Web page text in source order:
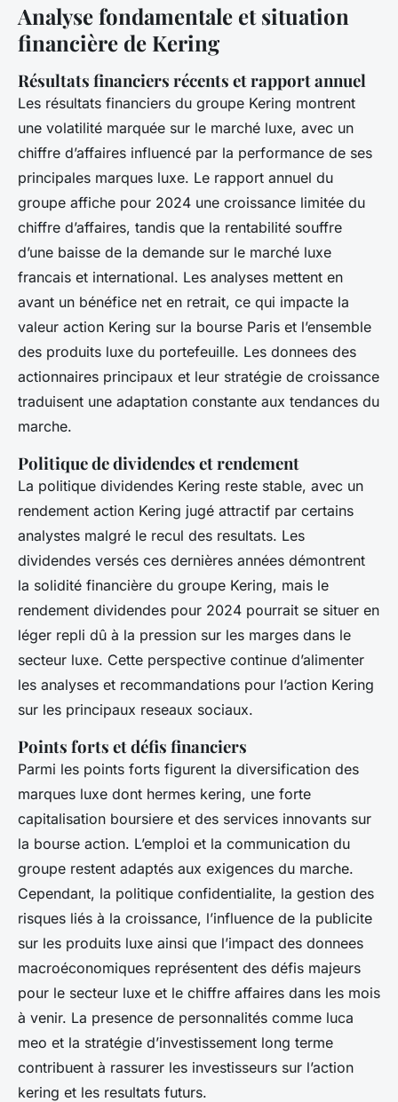
Analyse fondamentale et situation
financière de Kering
Résultats financiers récents et rapport annuel
Les résultats financiers du groupe Kering montrent
une volatilité marquée sur le marché luxe, avec un
chiffre d’affaires influencé par la performance de ses
principales marques luxe. Le rapport annuel du
groupe affiche pour 2024 une croissance limitée du
chiffre d’affaires, tandis que la rentabilité souffre
d’une baisse de la demande sur le marché luxe
francais et international. Les analyses mettent en
avant un bénéfice net en retrait, ce qui impacte la
valeur action Kering sur la bourse Paris et l’ensemble
des produits luxe du portefeuille. Les donnees des
actionnaires principaux et leur stratégie de croissance
traduisent une adaptation constante aux tendances du
marche.
Politique de dividendes et rendement
La politique dividendes Kering reste stable, avec un
rendement action Kering jugé attractif par certains
analystes malgré le recul des resultats. Les
dividendes versés ces dernières années démontrent
la solidité financière du groupe Kering, mais le
rendement dividendes pour 2024 pourrait se situer en
léger repli dû à la pression sur les marges dans le
secteur luxe. Cette perspective continue d’alimenter
les analyses et recommandations pour l’action Kering
sur les principaux reseaux sociaux.
Points forts et défis financiers
Parmi les points forts figurent la diversification des
marques luxe dont hermes kering, une forte
capitalisation boursiere et des services innovants sur
la bourse action. L’emploi et la communication du
groupe restent adaptés aux exigences du marche.
Cependant, la politique confidentialite, la gestion des
risques liés à la croissance, l’influence de la publicite
sur les produits luxe ainsi que l’impact des donnees
macroéconomiques représentent des défis majeurs
pour le secteur luxe et le chiffre affaires dans les mois
à venir. La presence de personnalités comme luca
meo et la stratégie d’investissement long terme
contribuent à rassurer les investisseurs sur l’action
kering et les resultats futurs.